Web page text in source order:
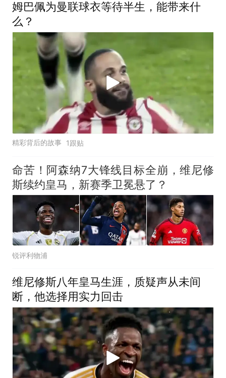
姆巴佩为曼联球衣等待半生，能带来什
么？
精彩背后的故事 1跟贴
命苦！阿森纳7大锋线目标全崩，维尼修
斯续约皇马，新赛季卫冕悬了？
锐评利物浦
维尼修斯八年皇马生涯，质疑声从未间
断，他选择用实力回击